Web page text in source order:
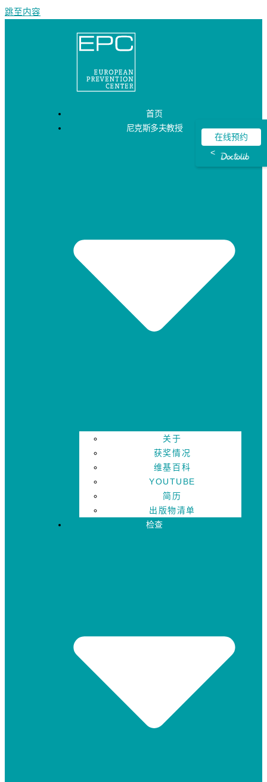
跳至内容
首页
尼克斯多夫教授
关于
获奖情况
维基百科
YOUTUBE
简历
出版物清单
检查
在线预约
<